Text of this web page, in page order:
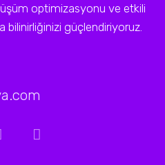
optimizasyonu ve etkili
bilinirliğinizi güçlendiriyoruz.